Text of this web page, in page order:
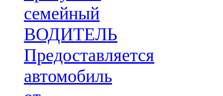
семейный
ВОДИТЕЛЬ
Предоставляется
автомобиль